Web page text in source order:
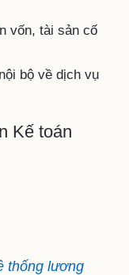
vốn, tài sản cố
bộ về dịch vụ
Kế toán
thống lương